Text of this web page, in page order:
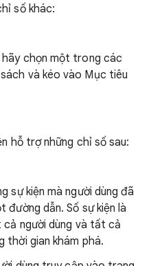
số khác:
chọn một trong các
và kéo vào Mục tiêu
hỗ trợ những chỉ số sau:
sự kiện mà người dùng đã
dẫn. Số sự kiện là
người dùng và tất cả
thời gian khám phá.